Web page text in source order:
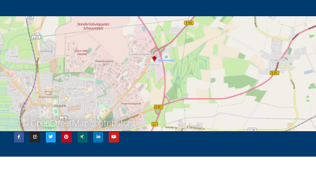
© OpenStreetMapcontributors